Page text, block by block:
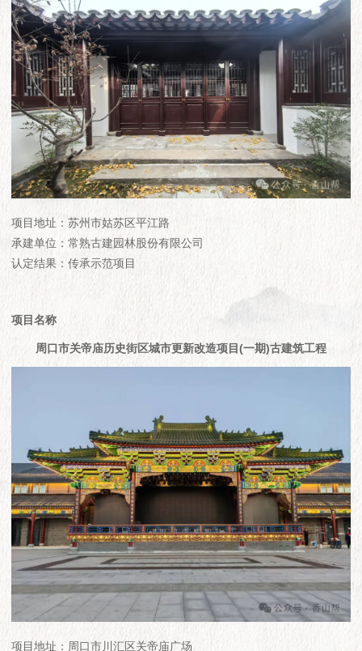
项目地址：苏州市姑苏区平江路
承建单位：常熟古建园林股份有限公司
认定结果：传承示范项目
项目名称
周口市关帝庙历史街区城市更新改造项目(一期)古建筑工程
项目地址：周口市川汇区关帝庙广场